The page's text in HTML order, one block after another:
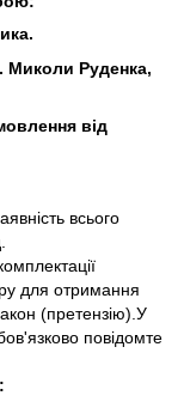
Миколи Руденка,
від
всього
для отримання
(претензію).У
повідомте